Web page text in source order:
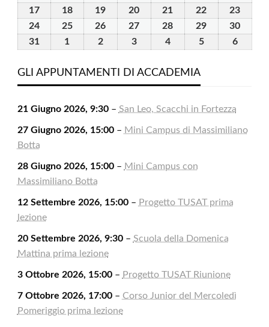
2026
2026
2026
2026
2026
2026
2026
Agosto
2026
Agosto
2026
Agosto
Agosto
Agosto
Agosto
1717
Agosto
1818
Agosto
19
Agosto
20
Agosto
21
Agosto
22
Agosto
23
2424
Agosto
2525
Agosto
26
Agosto
27
Agosto
28
Agosto
29
Agosto
30
3131
2026
1
2026
22
2026
33
2026
44
2026
55
66
GLI APPUNTAMENTI DI ACCADEMIA
21 Giugno 2026, 9:30– San Leo, Scacchi in Fortezza
27 Giugno 2026, 15:00– Mini Campus di Massimiliano
Botta
28 Giugno 2026, 15:00– Mini Campus con
Massimiliano Botta
12 Settembre 2026, 15:00– Progetto TUSAT prima
lezione
20 Settembre 2026, 9:30– Scuola della Domenica
Mattina prima lezione
3 Ottobre 2026, 15:00– Progetto TUSAT Riunione
7 Ottobre 2026, 17:00– Corso Junior del Mercoledì
Pomeriggio prima lezione